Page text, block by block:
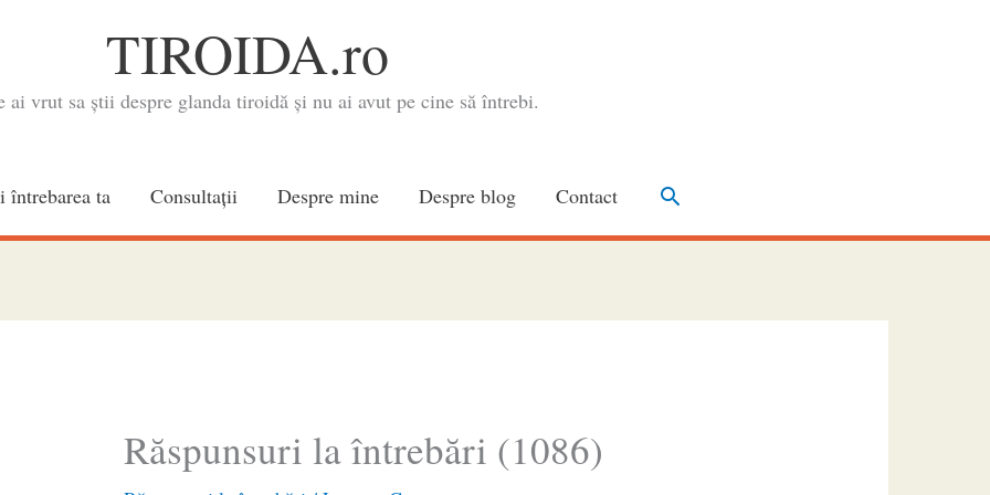
TIROIDA.ro
ai vrut sa știi despre glanda tiroidă și nu ai avut pe cine să întrebi.
întrebarea ta Consultaţii Despre mine Despre blog Contact Search
Răspunsuri la întrebări (1086)